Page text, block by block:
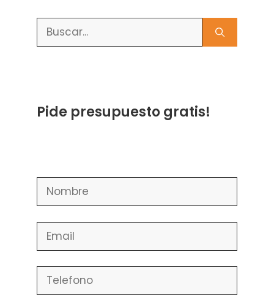
Buscar:
Pide presupuesto gratis!